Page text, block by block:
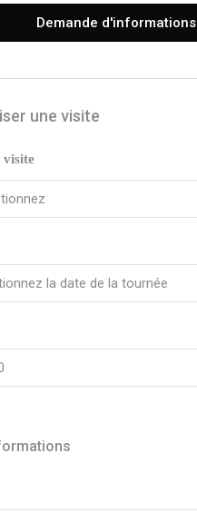
Demande d'informations
une visite
visite